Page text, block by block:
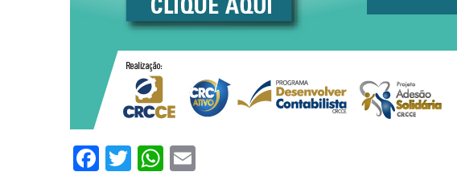
Facebook
TwitterWhatsApp